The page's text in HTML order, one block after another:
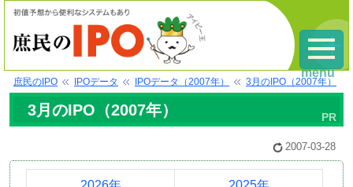
庶民のIPO IPOデータ IPOデータ（2007年） 3月のIPO（2007年）
3月のIPO（2007年）
2007-03-28
menu